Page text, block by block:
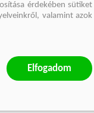
érdekében sütiket
valamint azok
Elfogadom